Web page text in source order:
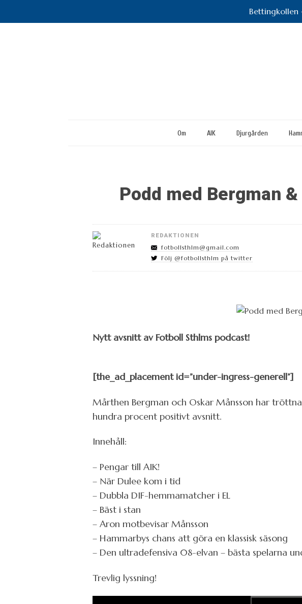
Bettingkollen
Om AIK Djurgården
Podd med Bergman
REDAKTIONEN
fotbollsthlm@gmail.com
Följ @fotbollsthlm på twitter
Nytt avsnitt av Fotboll Sthlms podcast!
[the_ad_placement id=”under-ingress-generell”]
Mårthen Bergman och Oskar Månsson har
hundra procent positivt avsnitt.
Innehåll:
– Pengar till AIK!
– När Dulee kom i tid
– Dubbla DIF-hemmamatcher i EL
– Bäst i stan
– Aron motbevisar Månsson
– Hammarbys chans att göra en klassisk säsong
– Den ultradefensiva 08-elvan – bästa spelarna
Trevlig lyssning!